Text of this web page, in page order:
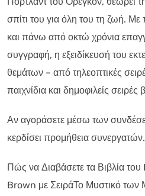
σπίτι του για όλη του τη ζωή. Με
και πάνω από οκτώ χρόνια
συγγραφή, η εξειδίκευσή του
θεμάτων – από τηλεοπτικές
παιχνίδια και δημοφιλείς σειρές
Αν αγοράσετε μέσω των
κερδίσει προμήθεια
Πώς να Διαβάσετε τα Βιβλία
Brown με ΣειράΤο Μυστικό των